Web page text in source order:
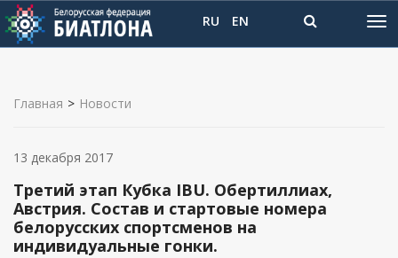
RU EN
Главная > Новости
Третий этап Кубка IBU. Обертиллиах,
Австрия. Состав и стартовые номера
белорусских спортсменов на
индивидуальные гонки.
13 декабря 2017